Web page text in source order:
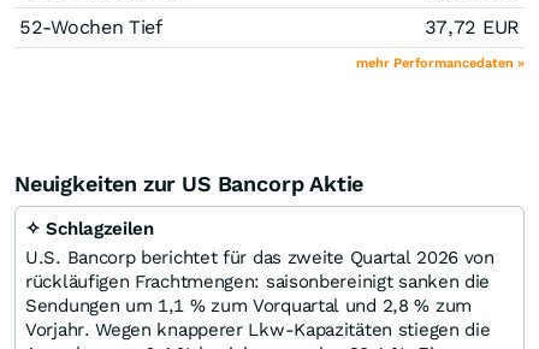
52-Wochen Tief
37,72 EUR
mehr Performancedaten »
Neuigkeiten zur US Bancorp Aktie
✧ Schlagzeilen
U.S. Bancorp berichtet für das zweite Quartal 2026 von
rückläufigen Frachtmengen: saisonbereinigt sanken die
Sendungen um 1,1 % zum Vorquartal und 2,8 % zum
Vorjahr. Wegen knapperer Lkw-Kapazitäten stiegen die